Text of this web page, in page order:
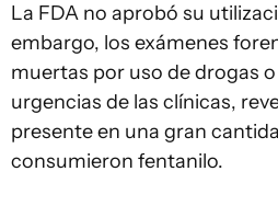
La FDA no aprobó su
embargo, los exámenes
muertas por uso de drogas
urgencias de las clínicas,
presente en una gran
consumieron fentanilo.